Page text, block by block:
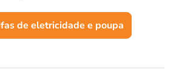
de eletricidade e poupa